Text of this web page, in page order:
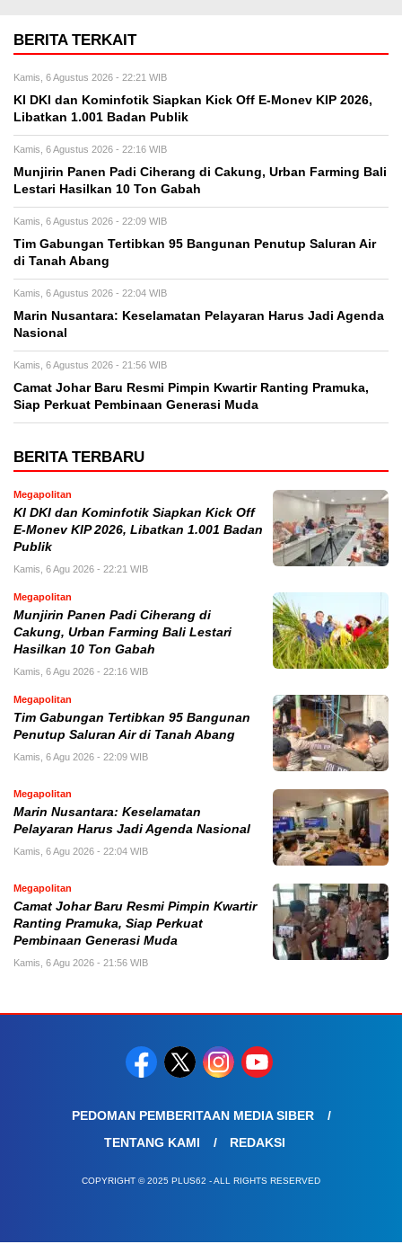
BERITA TERKAIT
Kamis, 6 Agustus 2026 - 22:21 WIB
KI DKI dan Kominfotik Siapkan Kick Off E-Monev KIP 2026,
Libatkan 1.001 Badan Publik
Kamis, 6 Agustus 2026 - 22:16 WIB
Munjirin Panen Padi Ciherang di Cakung, Urban Farming Bali
Lestari Hasilkan 10 Ton Gabah
Kamis, 6 Agustus 2026 - 22:09 WIB
Tim Gabungan Tertibkan 95 Bangunan Penutup Saluran Air
di Tanah Abang
Kamis, 6 Agustus 2026 - 22:04 WIB
Marin Nusantara: Keselamatan Pelayaran Harus Jadi Agenda
Nasional
Kamis, 6 Agustus 2026 - 21:56 WIB
Camat Johar Baru Resmi Pimpin Kwartir Ranting Pramuka,
Siap Perkuat Pembinaan Generasi Muda
BERITA TERBARU
Megapolitan
KI DKI dan Kominfotik Siapkan Kick Off
E-Monev KIP 2026, Libatkan 1.001 Badan
Publik
Kamis, 6 Agu 2026 - 22:21 WIB
Megapolitan
Munjirin Panen Padi Ciherang di
Cakung, Urban Farming Bali Lestari
Hasilkan 10 Ton Gabah
Kamis, 6 Agu 2026 - 22:16 WIB
Megapolitan
Tim Gabungan Tertibkan 95 Bangunan
Penutup Saluran Air di Tanah Abang
Kamis, 6 Agu 2026 - 22:09 WIB
Megapolitan
Marin Nusantara: Keselamatan
Pelayaran Harus Jadi Agenda Nasional
Kamis, 6 Agu 2026 - 22:04 WIB
Megapolitan
Camat Johar Baru Resmi Pimpin Kwartir
Ranting Pramuka, Siap Perkuat
Pembinaan Generasi Muda
Kamis, 6 Agu 2026 - 21:56 WIB
PEDOMAN PEMBERITAAN MEDIA SIBER
TENTANG KAMI
REDAKSI
COPYRIGHT © 2025 PLUS62 - ALL RIGHTS RESERVED